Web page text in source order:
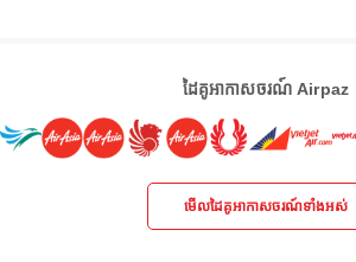
ដៃគូអាកាសចរណ៍ Airpaz
មើលដៃគូអាកាសចរណ៍ទាំងអស់